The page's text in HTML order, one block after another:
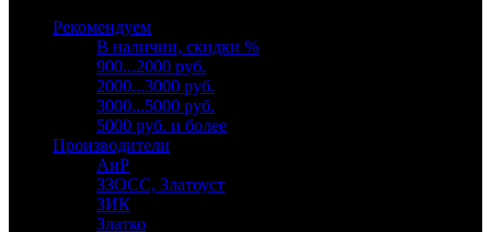
Рекомендуем
В наличии, скидки %
900...2000 руб.
2000...3000 руб.
3000...5000 руб.
5000 руб. и более
Производители
АиР
ЗЗОСС, Златоуст
ЗИК
Златко